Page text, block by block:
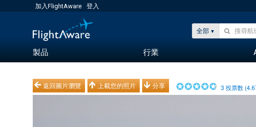
加入FlightAware 登入
全部
製品 行業
返回圖片瀏覽 上載您的照片 分享 3 投票数 (